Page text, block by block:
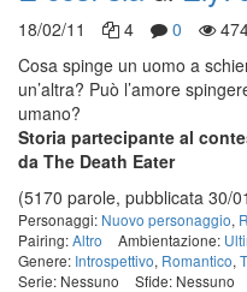
18/02/11 4 0
Cosa spinge un uomo a
un’altra? Può l’amore
umano?
Storia partecipante al
da The Death Eater
(5170 parole, pubblicata 30/
Personaggi: Nuovo personaggio,
Pairing:Altro Ambientazione:
Genere: Introspettivo, Romantico,
Serie: Nessuno
Sfide: Nessuno